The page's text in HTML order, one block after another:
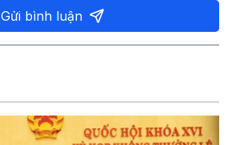
Gửi bình luận